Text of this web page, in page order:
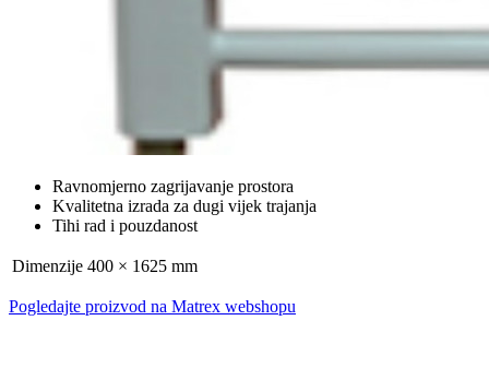
Ravnomjerno zagrijavanje prostora
Kvalitetna izrada za dugi vijek trajanja
Tihi rad i pouzdanost
Dimenzije 400 × 1625 mm
Pogledajte proizvod na Matrex webshopu